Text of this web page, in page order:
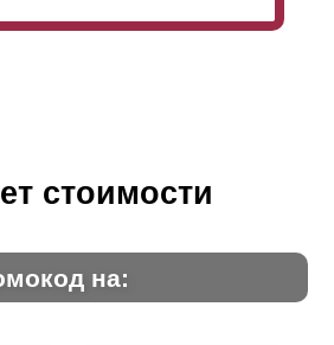
стоимости
на: